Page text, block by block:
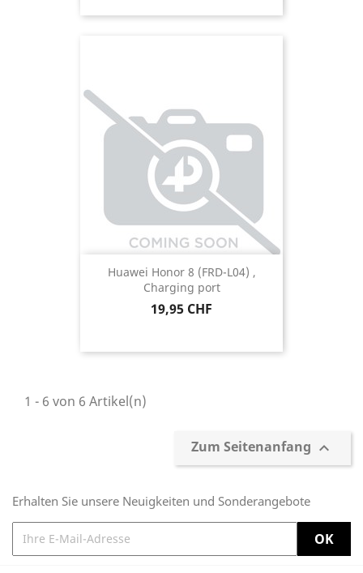
Huawei Honor 8 (FRD-L04) ,
Charging port
Preis
19,95 CHF
1 - 6 von 6 Artikel(n)
Zum Seitenanfang 
Erhalten Sie unsere Neuigkeiten und Sonderangebote